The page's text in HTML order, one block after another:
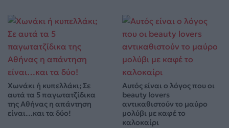
Χωνάκι ή κυπελλάκι; Σε
αυτά τα 5 παγωτατζίδικα
της Αθήνας η απάντηση
είναι…και τα δύο!
Αυτός είναι ο λόγος που οι
beauty lovers
αντικαθιστούν το μαύρο
μολύβι με καφέ το
καλοκαίρι